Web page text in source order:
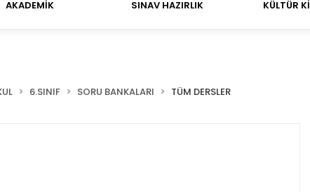
AKADEMİK SINAV HAZIRLIK KÜLTÜR
6.SINIF SORU BANKALARI TÜM DERSLER